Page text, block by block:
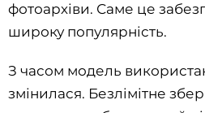
фотоархіви. Саме це
широку популярність.
З часом модель
змінилася. Безлімітне